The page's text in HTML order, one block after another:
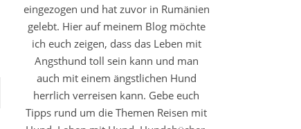
eingezogen und hat zuvor in Rumänien
gelebt. Hier auf meinem Blog möchte
ich euch zeigen, dass das Leben mit
Angsthund toll sein kann und man
auch mit einem ängstlichen Hund
herrlich verreisen kann. Gebe euch
Tipps rund um die Themen Reisen mit